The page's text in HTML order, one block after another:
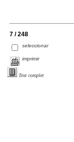
7 / 248
seleccionar
imprimir
Text complet